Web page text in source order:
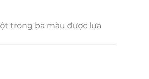
trong ba màu được lựa